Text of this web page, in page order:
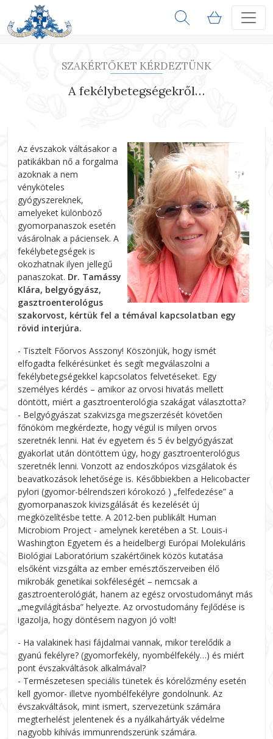
SZAKÉRTŐKET KÉRDEZTÜNK
A fekélybetegségekről…
Az évszakok váltásakor a
patikákban nő a forgalma
azoknak a nem
vényköteles
gyógyszereknek,
amelyeket különböző
gyomorpanaszok esetén
vásárolnak a páciensek. A
fekélybetegségek is
okozhatnak ilyen jellegű
panaszokat. Dr. Tamássy
Klára, belgyógyász,
gasztroenterológus
szakorvost, kértük fel a témával kapcsolatban egy
rövid interjúra.
- Tisztelt Főorvos Asszony! Köszönjük, hogy ismét
elfogadta felkérésünket és segít megválaszolni a
fekélybetegségekkel kapcsolatos felvetéseket. Egy
személyes kérdés – amikor az orvosi hivatás mellett
döntött, miért a gasztroenterológia szakágat választotta?
- Belgyógyászat szakvizsga megszerzését követően
főnököm megkérdezte, hogy végül is milyen orvos
szeretnék lenni. Hat év egyetem és 5 év belgyógyászat
gyakorlat után döntöttem úgy, hogy gasztroenterológus
szeretnék lenni. Vonzott az endoszkópos vizsgálatok és
beavatkozások lehetősége is. Későbbiekben a Helicobacter
pylori (gyomor-bélrendszeri kórokozó ) „felfedezése” a
gyomorpanaszok kivizsgálását és kezelését új
megközelítésbe tette. A 2012-ben publikált Human
Microbiom Project - amelynek keretében a St. Louis-i
Washington Egyetem és a heidelbergi Európai Molekuláris
Biológiai Laboratórium szakértőinek közös kutatása
elsőként vizsgálta az ember emésztőszerveiben élő
mikrobák genetikai sokféleségét – nemcsak a
gasztroenterológiát, hanem az egész orvostudományt más
„megvilágításba” helyezte. Az orvostudomány fejlődése is
igazolja, hogy döntésem nagyon jó volt!
- Ha valakinek hasi fájdalmai vannak, mikor terelődik a
gyanú fekélyre? (gyomorfekély, nyombélfekély…) és miért
pont évszakváltások alkalmával?
- Természetesen speciális tünetek és kórelőzmény esetén
kell gyomor- illetve nyombélfekélyre gondolnunk. Az
évszakváltások, mint ismert, szervezetünk számára
megterhelést jelentenek és a nyálkahártyák védelme
nagyobb kihívás immunrendszerünk számára.